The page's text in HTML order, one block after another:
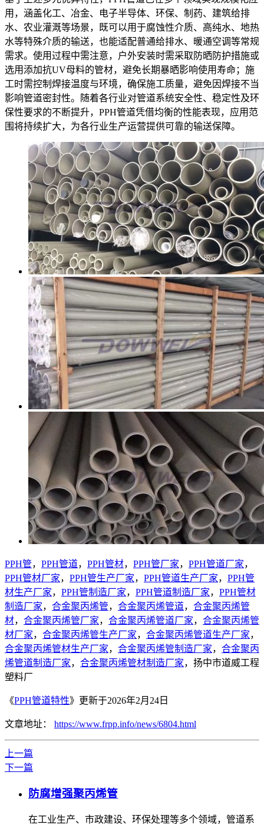
用，涵盖化工、冶金、电子半导体、环保、制药、建筑给排
水、农业灌溉等场景，既可以用于腐蚀性介质、高纯水、地热
水等特殊介质的输送，也能适配普通给排水、暖通空调等常规
需求。使用过程中需注意，户外安装时需采取防晒防护措施或
选用添加抗UV母料的管材，避免长期暴晒影响使用寿命；施
工时需控制焊接温度与环境，确保施工质量，避免因焊接不当
影响管道密封性。随着各行业对管道系统安全性、稳定性及环
保性要求的不断提升，PPH管道凭借均衡的性能表现，应用范
围将持续扩大，为各行业生产运营提供可靠的输送保障。
PPH管， PPH管道， PPH管材， PPH管厂家， PPH管道厂家，
PPH管材厂家， PPH管生产厂家， PPH管道生产厂家， PPH管
材生产厂家， PPH管制造厂家， PPH管道制造厂家， PPH管材
制造厂家， 合金聚丙烯管， 合金聚丙烯管道， 合金聚丙烯管
材， 合金聚丙烯管厂家， 合金聚丙烯管道厂家， 合金聚丙烯管
材厂家， 合金聚丙烯管生产厂家， 合金聚丙烯管道生产厂家，
合金聚丙烯管材生产厂家， 合金聚丙烯管制造厂家， 合金聚丙
烯管道制造厂家， 合金聚丙烯管材制造厂家，扬中市道威工程
塑料厂
《PPH管道特性》更新于2026年2月24日
文章地址： https://www.frpp.info/news/6804.html
上一篇
下一篇
防腐增强聚丙烯管
在工业生产、市政建设、环保处理等多个领域，管道系